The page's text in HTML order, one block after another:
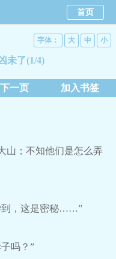
首页
字体： 大 中 小
未了(1/4)
下一页 加入书签
山；不知他们是怎么弄
到，这是密秘……”
吗？”